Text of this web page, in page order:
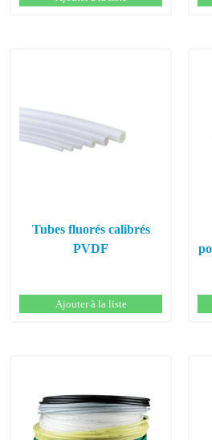
Tubes fluorés calibrés
PVDF
Ajouter à la liste